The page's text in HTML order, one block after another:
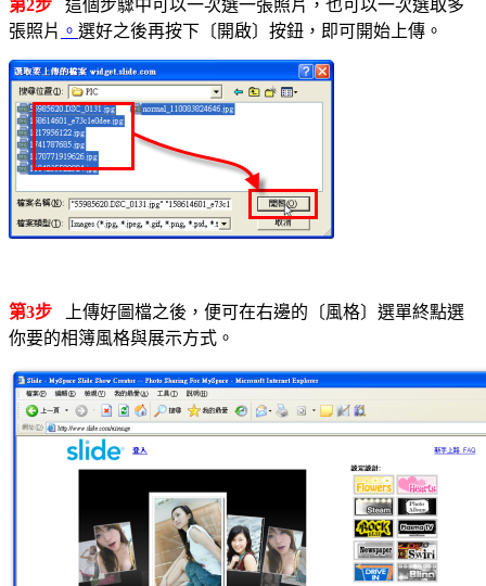
第2步 這個步驟中可以一次選一張照片，也可以一次選取多
張照片 。 選好之後再按下〔開啟〕按鈕，即可開始上傳。
第3步 上傳好圖檔之後，便可在右邊的〔風格〕選單終點選
你要的相簿風格與展示方式。